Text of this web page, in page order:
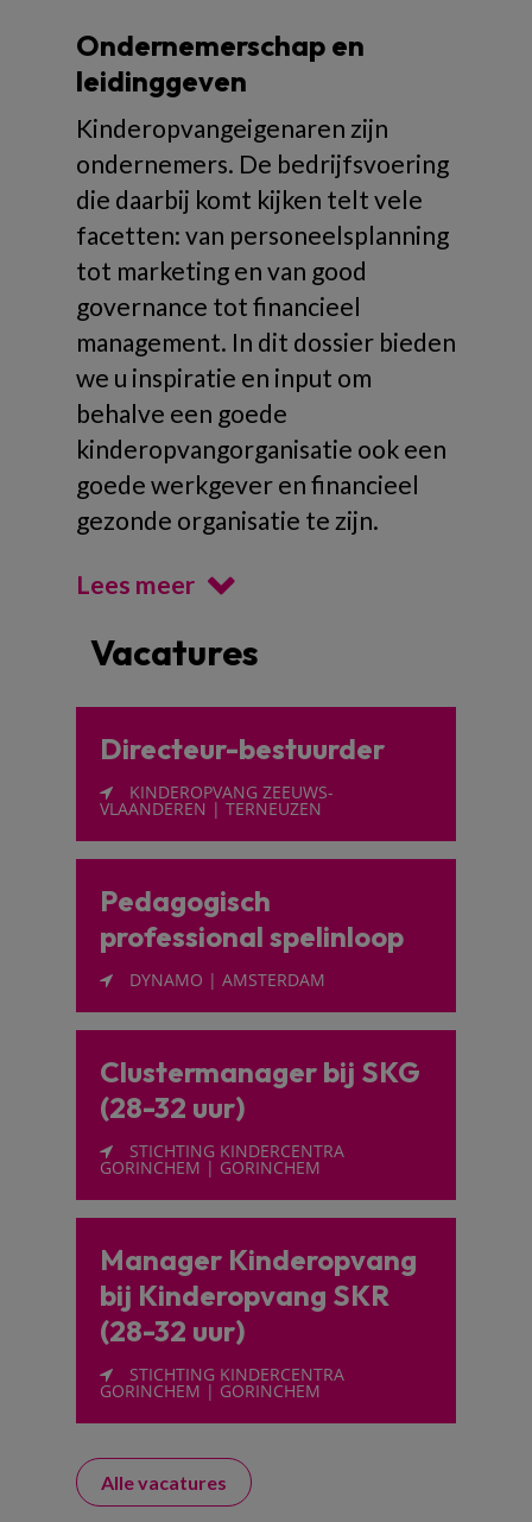
Ondernemerschap en
leidinggeven
Kinderopvangeigenaren zijn
ondernemers. De bedrijfsvoering
die daarbij komt kijken telt vele
facetten: van personeelsplanning
tot marketing en van good
governance tot financieel
management. In dit dossier bieden
we u inspiratie en input om
behalve een goede
kinderopvangorganisatie ook een
goede werkgever en financieel
gezonde organisatie te zijn.
Lees meer
Vacatures
Directeur-bestuurder
KINDEROPVANG ZEEUWS-
VLAANDEREN | TERNEUZEN
Pedagogisch
professional spelinloop
DYNAMO | AMSTERDAM
Clustermanager bij SKG
(28-32 uur)
STICHTING KINDERCENTRA
GORINCHEM | GORINCHEM
Manager Kinderopvang
bij Kinderopvang SKR
(28-32 uur)
STICHTING KINDERCENTRA
GORINCHEM | GORINCHEM
Alle vacatures